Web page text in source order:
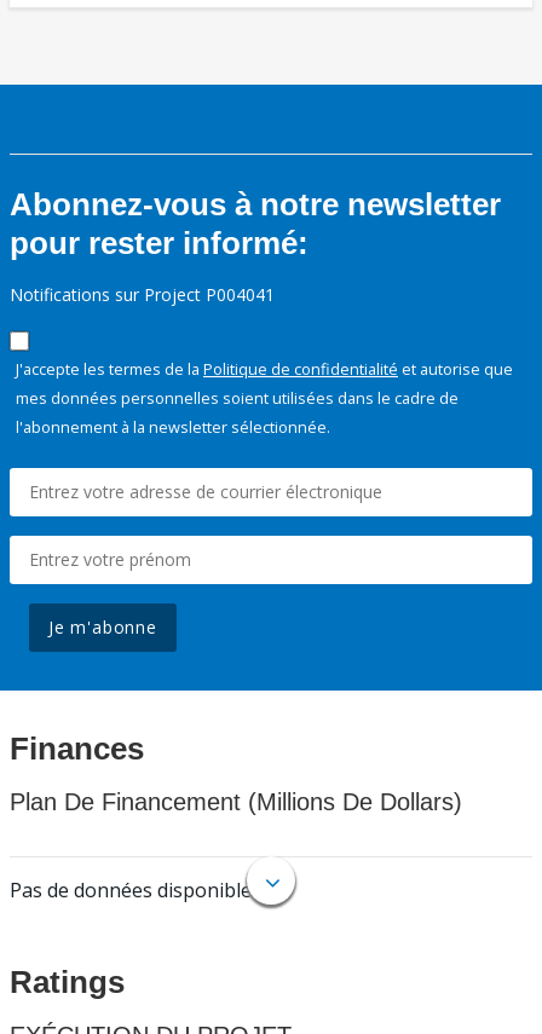
Abonnez-vous à notre newsletter
pour rester informé:
Notifications sur Project P004041
J'accepte les termes de la Politique de confidentialité et autorise que
mes données personnelles soient utilisées dans le cadre de
l'abonnement à la newsletter sélectionnée.
Je m'abonne
Finances
Plan De Financement (Millions De Dollars)
Pas de données disponibles.
Ratings